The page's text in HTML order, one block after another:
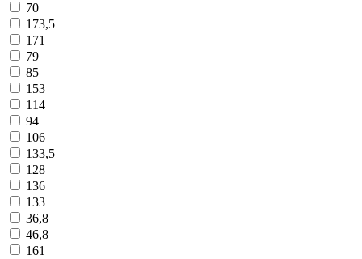
70
173,5
171
79
85
153
114
94
106
133,5
128
136
133
36,8
46,8
161